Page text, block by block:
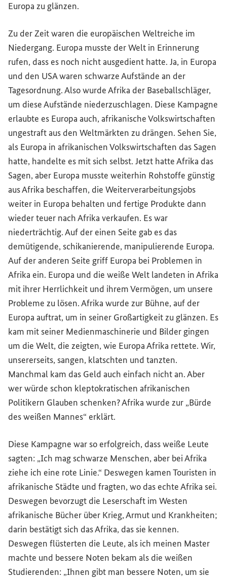
Europa zu glänzen.
Zu der Zeit waren die europäischen Weltreiche im
Niedergang. Europa musste der Welt in Erinnerung
rufen, dass es noch nicht ausgedient hatte. Ja, in Europa
und den USA waren schwarze Aufstände an der
Tagesordnung. Also wurde Afrika der Baseballschläger,
um diese Aufstände niederzuschlagen. Diese Kampagne
erlaubte es Europa auch, afrikanische Volkswirtschaften
ungestraft aus den Weltmärkten zu drängen. Sehen Sie,
als Europa in afrikanischen Volkswirtschaften das Sagen
hatte, handelte es mit sich selbst. Jetzt hatte Afrika das
Sagen, aber Europa musste weiterhin Rohstoffe günstig
aus Afrika beschaffen, die Weiterverarbeitungsjobs
weiter in Europa behalten und fertige Produkte dann
wieder teuer nach Afrika verkaufen. Es war
niederträchtig. Auf der einen Seite gab es das
demütigende, schikanierende, manipulierende Europa.
Auf der anderen Seite griff Europa bei Problemen in
Afrika ein. Europa und die weiße Welt landeten in Afrika
mit ihrer Herrlichkeit und ihrem Vermögen, um unsere
Probleme zu lösen. Afrika wurde zur Bühne, auf der
Europa auftrat, um in seiner Großartigkeit zu glänzen. Es
kam mit seiner Medienmaschinerie und Bilder gingen
um die Welt, die zeigten, wie Europa Afrika rettete. Wir,
unsererseits, sangen, klatschten und tanzten.
Manchmal kam das Geld auch einfach nicht an. Aber
wer würde schon kleptokratischen afrikanischen
Politikern Glauben schenken? Afrika wurde zur „Bürde
des weißen Mannes“ erklärt.
Diese Kampagne war so erfolgreich, dass weiße Leute
sagten: „Ich mag schwarze Menschen, aber bei Afrika
ziehe ich eine rote Linie.“ Deswegen kamen Touristen in
afrikanische Städte und fragten, wo das echte Afrika sei.
Deswegen bevorzugt die Leserschaft im Westen
afrikanische Bücher über Krieg, Armut und Krankheiten;
darin bestätigt sich das Afrika, das sie kennen.
Deswegen flüsterten die Leute, als ich meinen Master
machte und bessere Noten bekam als die weißen
Studierenden: „Ihnen gibt man bessere Noten, um sie